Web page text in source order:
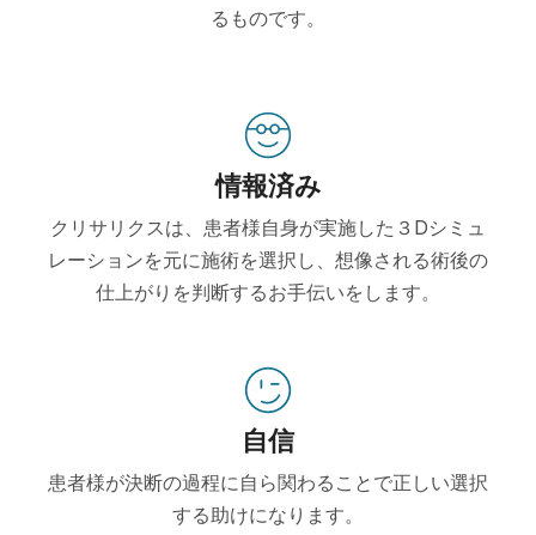
るものです。
情報済み
クリサリクスは、患者様自身が実施した３Dシミュ
レーションを元に施術を選択し、想像される術後の
仕上がりを判断するお手伝いをします。
自信
患者様が決断の過程に自ら関わることで正しい選択
する助けになります。